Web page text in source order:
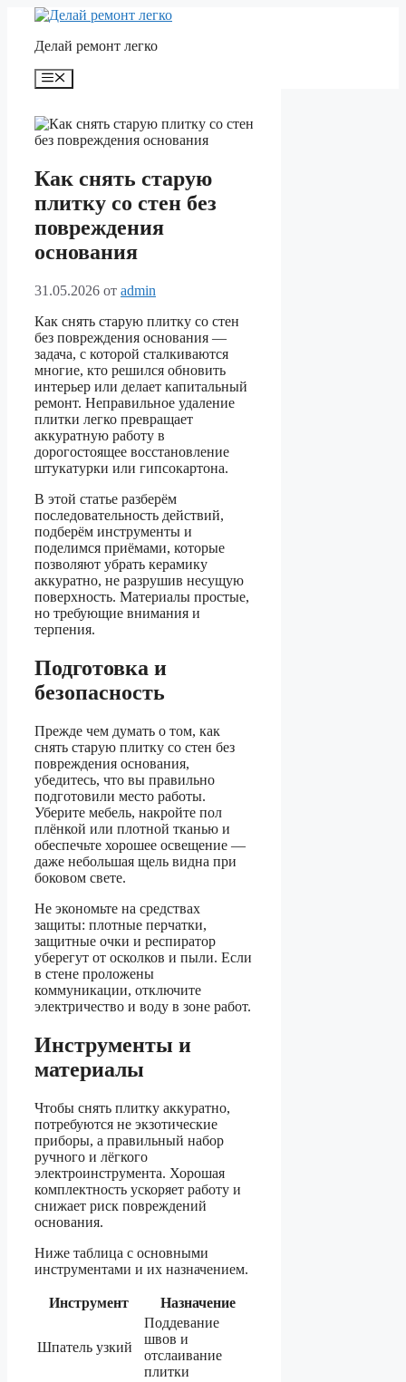
Перейти
содержимому
Делай ремонт легко
Меню
Как снять старую
плитку со стен без
повреждения
основания
31.05.2026 от admin
Как снять старую плитку со стен
без повреждения основания —
задача, с которой сталкиваются
многие, кто решился обновить
интерьер или делает капитальный
ремонт. Неправильное удаление
плитки легко превращает
аккуратную работу в
дорогостоящее восстановление
штукатурки или гипсокартона.
В этой статье разберём
последовательность действий,
подберём инструменты и
поделимся приёмами, которые
позволяют убрать керамику
аккуратно, не разрушив несущую
поверхность. Материалы простые,
но требующие внимания и
терпения.
Подготовка и
безопасность
Прежде чем думать о том, как
снять старую плитку со стен без
повреждения основания,
убедитесь, что вы правильно
подготовили место работы.
Уберите мебель, накройте пол
плёнкой или плотной тканью и
обеспечьте хорошее освещение —
даже небольшая щель видна при
боковом свете.
Не экономьте на средствах
защиты: плотные перчатки,
защитные очки и респиратор
уберегут от осколков и пыли. Если
в стене проложены
коммуникации, отключите
электричество и воду в зоне работ.
Инструменты и
материалы
Чтобы снять плитку аккуратно,
потребуются не экзотические
приборы, а правильный набор
ручного и лёгкого
электроинструмента. Хорошая
комплектность ускоряет работу и
снижает риск повреждений
основания.
Ниже таблица с основными
инструментами и их назначением.
Инструмент Назначение
Шпатель узкий
Поддевание
швов и
отслаивание
плитки